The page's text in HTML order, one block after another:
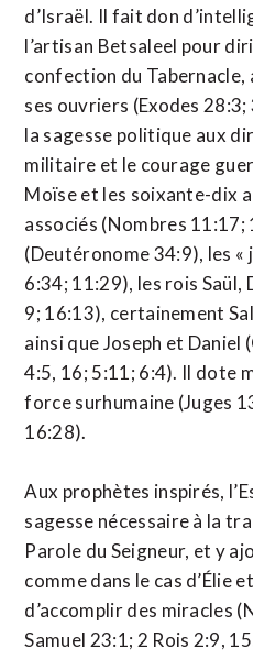
d’Israël. Il fait don
l’artisan Betsaleel pour
confection du Tabernacle,
ses ouvriers (Exodes
la sagesse politique aux
militaire et le courage
Moïse et les soixante-dix
associés (Nombres 11:17;
(Deutéronome 34:9), les «
6:34; 11:29), les rois Saül,
9; 16:13), certainement
ainsi que Joseph et Daniel
4:5, 16; 5:11; 6:4). Il dote
force surhumaine (Juges
16:28).
Aux prophètes inspirés,
sagesse nécessaire à la
Parole du Seigneur, et y
comme dans le cas d’Élie
d’accomplir des miracles
Samuel 23:1; 2 Rois 2:9,